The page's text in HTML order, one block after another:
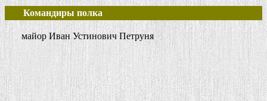
Командиры полка
майор Иван Устинович Петруня